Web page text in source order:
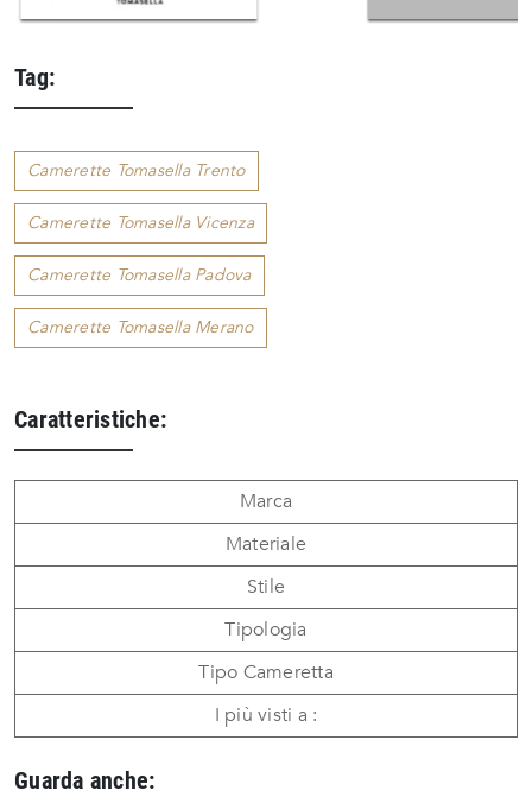
Tag:
Camerette Tomasella Trento
Camerette Tomasella Vicenza
Camerette Tomasella Padova
Camerette Tomasella Merano
Caratteristiche:
Marca
Materiale
Stile
Tipologia
Tipo Cameretta
I più visti a :
Guarda anche: